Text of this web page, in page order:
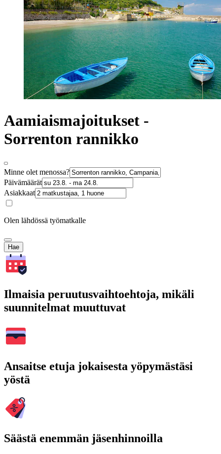
Aamiaismajoitukset -
Sorrenton rannikko
Minne olet menossa?
Päivämäärät
Asiakkaat
Olen lähdössä työmatkalle
Hae
Ilmaisia peruutusvaihtoehtoja, mikäli
suunnitelmat muuttuvat
Ansaitse etuja jokaisesta yöpymästäsi
yöstä
Säästä enemmän jäsenhinnoilla